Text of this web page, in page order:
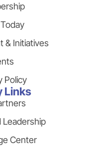
& Initiatives
Policy
Links
Leadership
Center